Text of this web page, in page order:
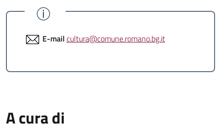
E-mail cultura@comune.romano.bg.it
A cura di